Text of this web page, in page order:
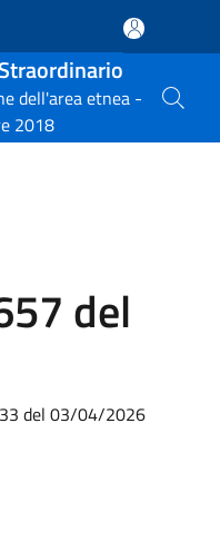
dell'area etnea -
2018
del
del 03/04/2026